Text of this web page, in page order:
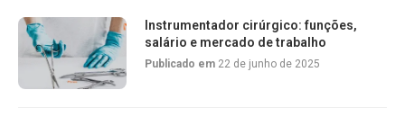
Instrumentador cirúrgico: funções,
salário e mercado de trabalho
Publicado em 22 de junho de 2025